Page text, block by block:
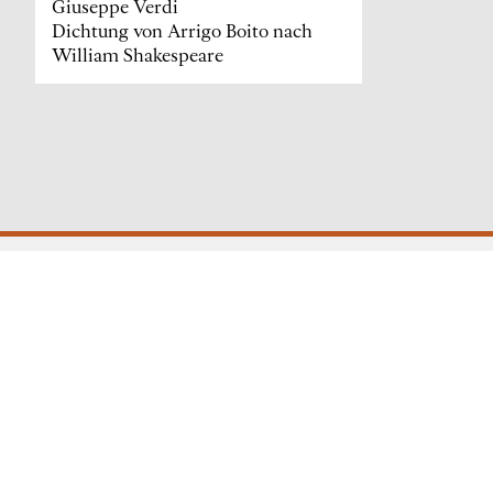
Giuseppe Verdi
Dichtung von Arrigo Boito nach
William Shakespeare